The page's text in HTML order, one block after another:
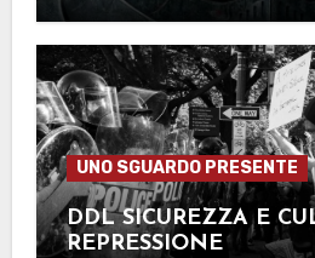
UNO SGUARDO PRESENTE
DDL SICUREZZA E
REPRESSIONE